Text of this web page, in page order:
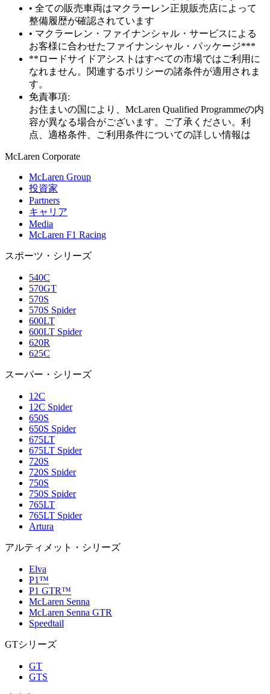
• 全ての販売車両はマクラーレン正規販売店によって
整備履歴が確認されています
• マクラーレン・ファイナンシャル・サービスによる
お客様に合わせたファイナンシャル・パッケージ***
**ロードサイドアシストはすべての市場ではご利用に
なれません。関連するポリシーの諸条件が適用されま
す。
免責事項:
お住まいの国により、McLaren Qualified Programmeの内
容が異なる場合がございます。ご了承ください。利
点、適格条件、ご利用条件についての詳しい情報は
McLaren Corporate
McLaren Group
投資家
Partners
キャリア
Media
McLaren F1 Racing
スポーツ・シリーズ
540C
570GT
570S
570S Spider
600LT
600LT Spider
620R
625C
スーパー・シリーズ
12C
12C Spider
650S
650S Spider
675LT
675LT Spider
720S
720S Spider
750S
750S Spider
765LT
765LT Spider
Artura
アルティメット・シリーズ
Elva
P1™
P1 GTR™
McLaren Senna
McLaren Senna GTR
Speedtail
GTシリーズ
GT
GTS